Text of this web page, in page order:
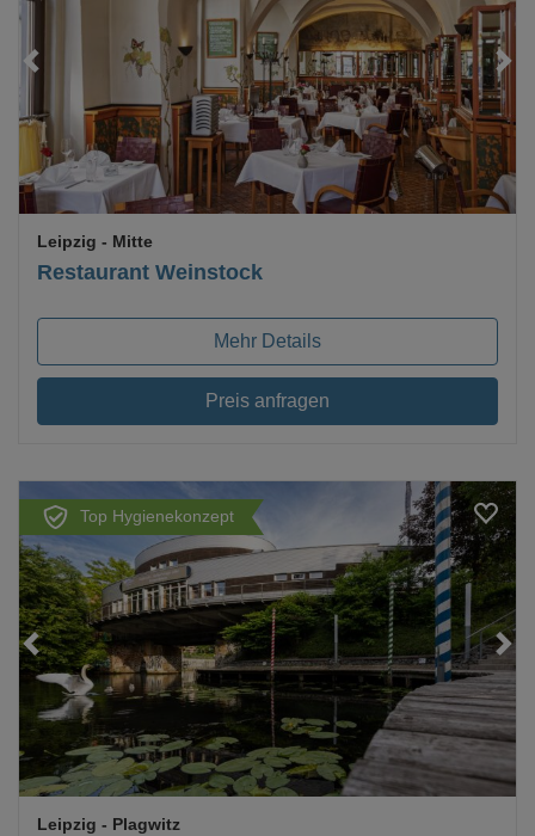
Loading...
Restaurant Weinstock
Leipzig - Mitte
Mehr Details
Preis anfragen
Top Hygienekonzept
Loading...
Leipzig - Plagwitz